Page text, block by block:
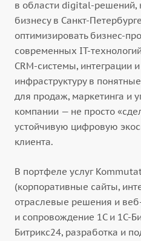
в области digital-решений,
бизнесу в Санкт-
оптимизировать бизнес-
современных IT-
CRM-системы, интеграции
инфраструктуру в
для продаж, маркетинга и
компании — не просто
устойчивую цифровую
клиента.
В портфеле услуг
(корпоративные сайты,
отраслевые решения и
и сопровождение 1С и 1С-
Битрикс24, разработка и